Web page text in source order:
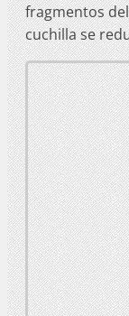
fragmentos
cuchilla se